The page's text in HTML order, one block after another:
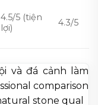
4.5/5 (tiện
lợi)
4.3/5